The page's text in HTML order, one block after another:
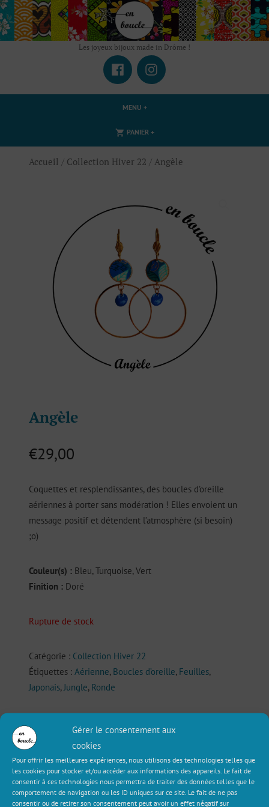
Gérer le consentement aux
cookies
Pour offrir les meilleures expériences, nous utilisons des technologies telles que
les cookies pour stocker et/ou accéder aux informations des appareils. Le fait de
consentir à ces technologies nous permettra de traiter des données telles que le
comportement de navigation ou les ID uniques sur ce site. Le fait de ne pas
consentir ou de retirer son consentement peut avoir un effet négatif sur
Accéder
au
contenu
Les joyeux bijoux made in Drôme !
MENU +DÉPLIÉ
RÉDUIT
PANIER +DÉPLIÉ
RÉDUIT
FacebookInstagram
Accueil / Collection Hiver 22 / Angèle
Angèle
€29,00
Coquettes et resplendissantes, des boucles d’oreille
aériennes à porter sans modération ! Elles envoient un
message positif et détendent l’atmosphère (si besoin)
;o)
Couleur(s) : Bleu, Turquoise, Vert
Finition : Doré
Rupture de stock
Catégorie : Collection Hiver 22
Étiquettes : Aérienne, Boucles d’oreille, Feuilles,
Japonais, Jungle, Ronde
Description Informations complémentaires
Description